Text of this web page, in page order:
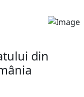
din